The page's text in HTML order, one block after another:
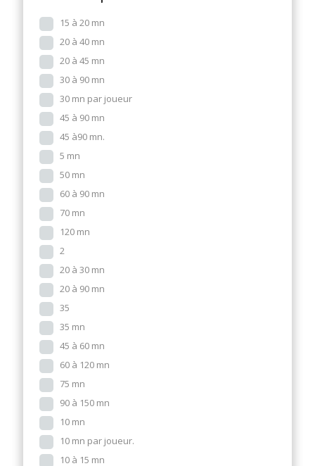
15 à 20 mn
20 à 40 mn
20 à 45 mn
30 à 90 mn
30 mn par joueur
45 à 90 mn
45 à90 mn.
5 mn
50 mn
60 à 90 mn
70 mn
120 mn
2
20 à 30 mn
20 à 90 mn
35
35 mn
45 à 60 mn
60 à 120 mn
75 mn
90 à 150 mn
10 mn
10 mn par joueur.
10 à 15 mn